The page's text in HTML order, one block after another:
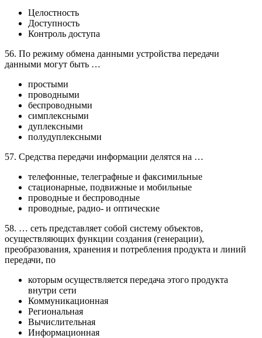
Целостность
Доступность
Контроль доступа
56. По режиму обмена данными устройства передачи
данными могут быть …
простыми
проводными
беспроводными
симплексными
дуплексными
полудуплексными
57. Средства передачи информации делятся на …
телефонные, телеграфные и факсимильные
стационарные, подвижные и мобильные
проводные и беспроводные
проводные, радио- и оптические
58. … сеть представляет собой систему объектов,
осуществляющих функции создания (генерации),
преобразования, хранения и потребления продукта и линий
передачи, по
которым осуществляется передача этого продукта
внутри сети
Коммуникационная
Региональная
Вычислительная
Информационная